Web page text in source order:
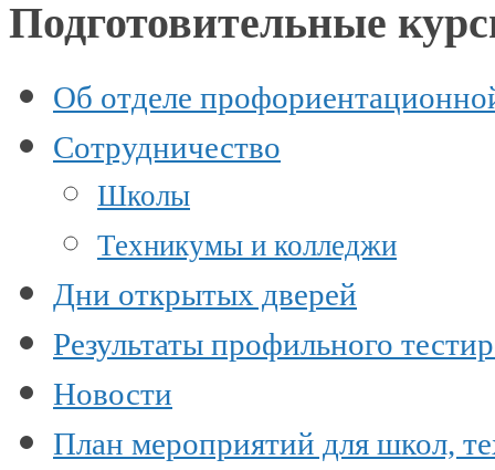
Подготовительные
Об отделе
Сотрудничество
Школы
Техникумы и колледжи
Дни открытых дверей
Результаты профильного
Новости
План мероприятий для школ,